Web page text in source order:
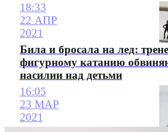
18:33
22 АПР
2021
Била и бросала на лед:
фигурному катанию
насилии над детьми
16:05
23 МАР
2021